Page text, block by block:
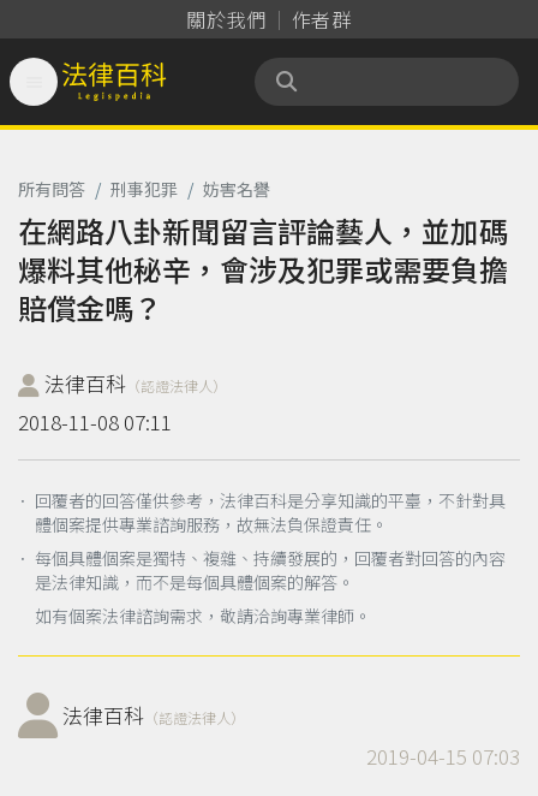
關於我們 作者群
法律百科 Legispedia
所有問答 / 刑事犯罪 / 妨害名譽
在網路八卦新聞留言評論藝人，並加碼
爆料其他秘辛，會涉及犯罪或需要負擔
賠償金嗎？
法律百科 （認證法律人）
2018-11-08 07:11
． 回覆者的回答僅供參考，法律百科是分享知識的平臺，不針對具
體個案提供專業諮詢服務，故無法負保證責任。
． 每個具體個案是獨特、複雜、持續發展的，回覆者對回答的內容
是法律知識，而不是每個具體個案的解答。
如有個案法律諮詢需求，敬請洽詢專業律師。
法律百科 （認證法律人）
2019-04-15 07:03